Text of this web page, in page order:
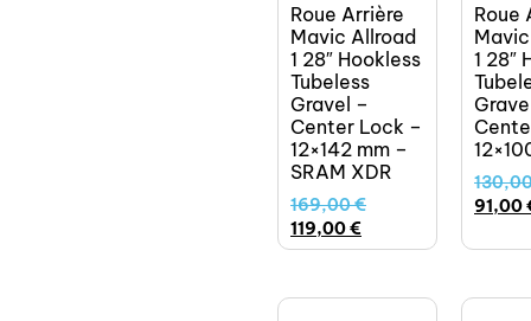
Roue Arrière
Mavic Allroad
1 28″ Hookless
Tubeless
Gravel –
Center Lock –
12×142 mm –
SRAM XDR
169,00€
119,00€
Roue
1 28″
91,00